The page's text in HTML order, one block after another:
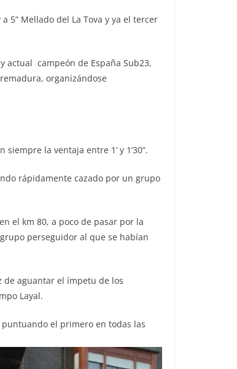
5” Mellado del La Tova y ya el tercer
actual campeón de España Sub23,
organizándose
la ventaja entre 1’ y 1’30”.
rápidamente cazado por un grupo
el km 80, a poco de pasar por la
perseguidor al que se habían
de aguantar el ímpetu de los
Layal.
el primero en todas las